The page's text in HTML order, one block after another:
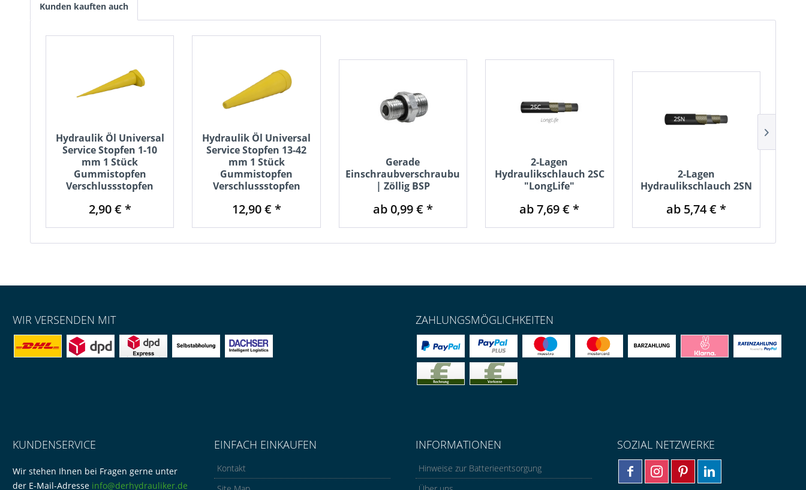
Kunden kauften auch
Hydraulik Öl Universal
Service Stopfen 1-10
mm 1 Stück
Gummistopfen
Verschlussstopfen
2,90 € *
Hydraulik Öl Universal
Service Stopfen 13-42
mm 1 Stück
Gummistopfen
Verschlussstopfen
12,90 € *
Gerade
Einschraubverschraubung
| Zöllig BSP
ab 0,99 € *
2-Lagen
Hydraulikschlauch 2SC
"LongLife"
ab 7,69 € *
2-Lagen
Hydraulikschlauch 2SN
ab 5,74 € *
WIR VERSENDEN MIT ZAHLUNGSMÖGLICHKEITEN
KUNDENSERVICE
Wir stehen Ihnen bei Fragen gerne unter
der E-Mail-Adresse info@derhydrauliker.de
EINFACH EINKAUFEN
Kontakt
INFORMATIONEN
Hinweise zur Batterieentsorgung
SOZIAL NETZWERKE